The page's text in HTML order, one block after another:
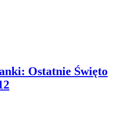
Ostatnie Święto